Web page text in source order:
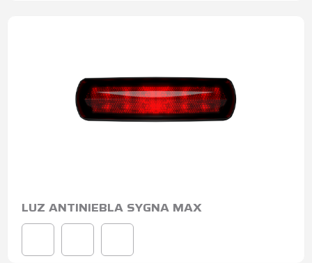
LUZ ANTINIEBLA SYGNA MAX